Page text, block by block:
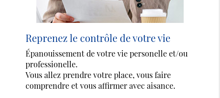
Reprenez le contrôle de votre vie
Épanouissement de votre vie personelle et/ou
professionelle.
Vous allez prendre votre place, vous faire
comprendre et vous affirmer avec aisance.